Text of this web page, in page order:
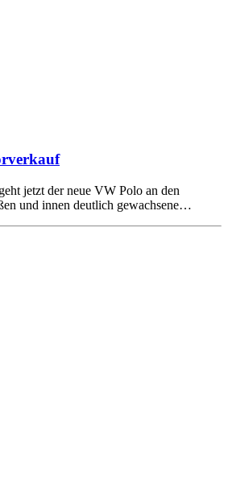
jetzt der neue VW Polo an den
und innen deutlich gewachsene…